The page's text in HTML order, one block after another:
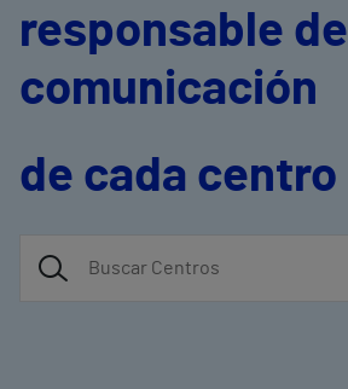
responsable de
comunicación
de cada centro